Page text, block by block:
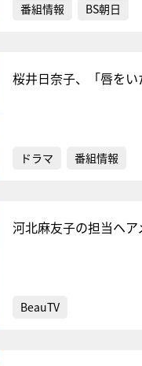
番組情報 BS朝日
桜井日奈子、「唇を
ドラマ 番組情報
河北麻友子の担当ヘ
BeauTV